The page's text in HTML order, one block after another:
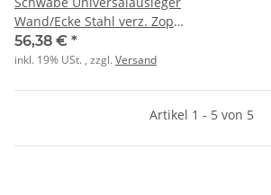
Wand/Ecke Stahl verz. Zopf
42 (auch Spannband)
56,38 € *
inkl. 19% USt. , zzgl.Versand
Artikel 1 - 5 von 5